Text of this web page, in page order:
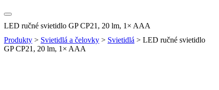
LED ručné svietidlo GP CP21, 20 lm, 1× AAA
Produkty > Svietidlá a čelovky > Svietidlá > LED ručné svietidlo
GP CP21, 20 lm, 1× AAA